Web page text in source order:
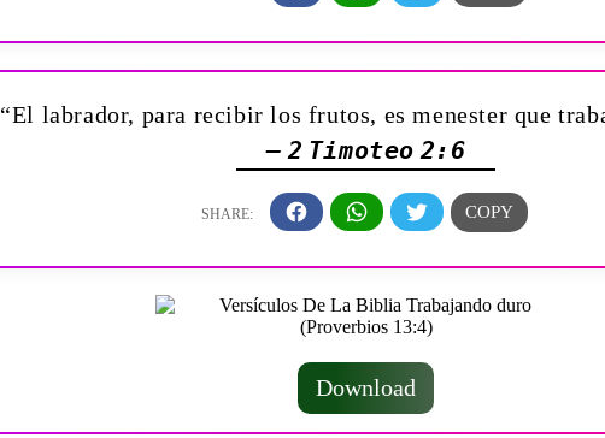
“El labrador, para recibir los frutos, es menester que
— 2 Timoteo 2:6
Download